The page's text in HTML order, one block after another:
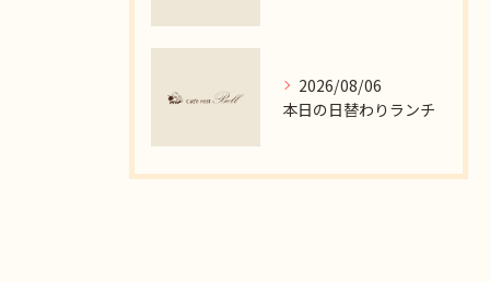
2026/08/06
本日の日替わりランチ